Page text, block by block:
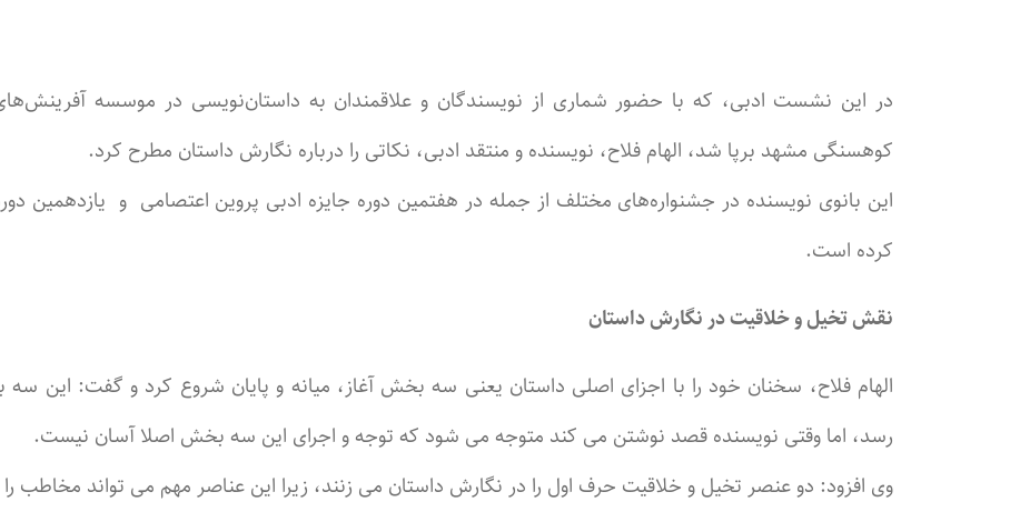
در این نشست ادبی، که با حضور شماری از نویسندگان و علاقمندان به داستان‌نویسی در موسسه
کوهسنگی مشهد برپا شد، الهام فلاح، نویسنده و منتقد ادبی، نکاتی را درباره نگارش داستان مطرح کرد.
این بانوی نویسنده در جشنواره‌های مختلف از جمله در هفتمین دوره جایزه ادبی پروین اعتصامی و یازدهمین
کرده است.
نقش تخیل و خلاقیت در نگارش داستان
الهام فلاح، سخنان خود را با اجزای اصلی داستان یعنی سه بخش آغاز، میانه و پایان شروع کرد و گفت: این
رسد، اما وقتی نویسنده قصد نوشتن می کند متوجه می شود که توجه و اجرای این سه بخش اصلا آسان نیست.
وی افزود: دو عنصر تخیل و خلاقیت حرف اول را در نگارش داستان می زنند، زیرا این عناصر مهم می تواند مخاطب را